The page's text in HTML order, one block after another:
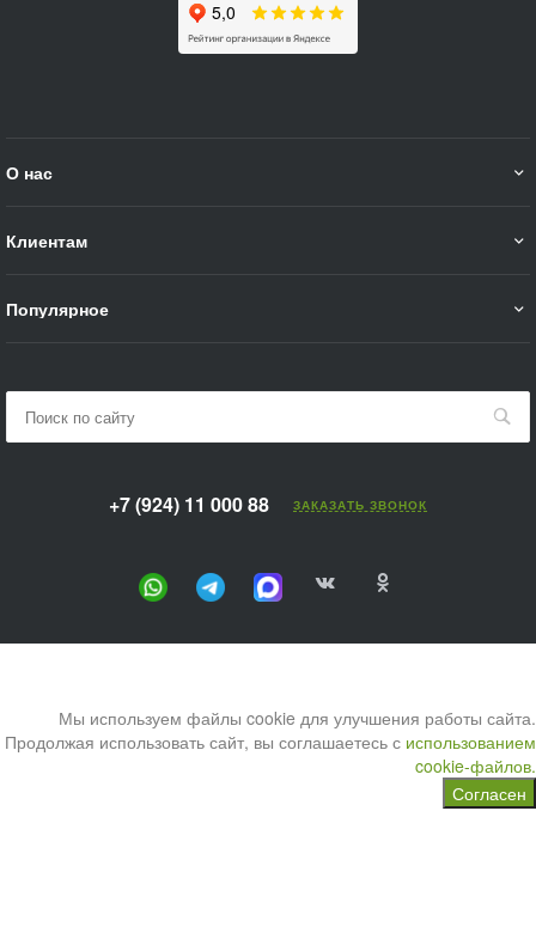
О нас
Клиентам
Популярное
+7 (924) 11 000 88 ЗАКАЗАТЬ ЗВОНОК
Мы используем файлы cookie для улучшения работы сайта.
Продолжая использовать сайт, вы соглашаетесь с использованием
cookie-файлов.
Согласен